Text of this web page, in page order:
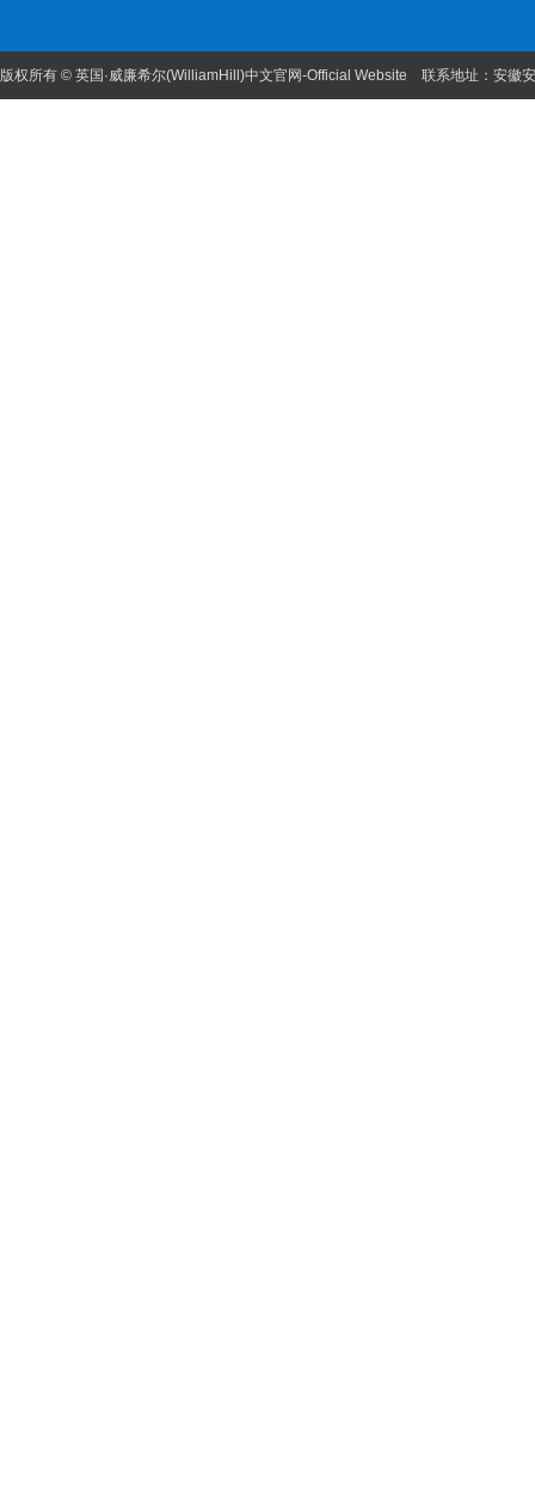
版权所有 © 英国·威廉希尔(WilliamHill)中文官网-Official Website 联系地址：安徽